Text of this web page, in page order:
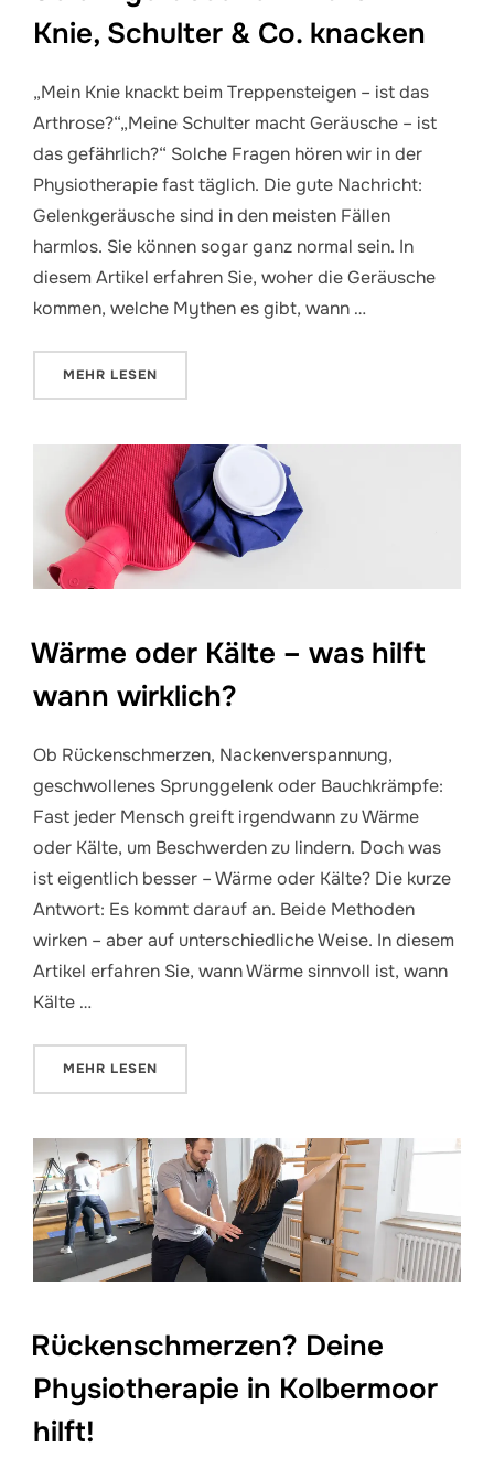
Knie, Schulter & Co. knacken
„Mein Knie knackt beim Treppensteigen – ist das
Arthrose?“„Meine Schulter macht Geräusche – ist
das gefährlich?“ Solche Fragen hören wir in der
Physiotherapie fast täglich. Die gute Nachricht:
Gelenkgeräusche sind in den meisten Fällen
harmlos. Sie können sogar ganz normal sein. In
diesem Artikel erfahren Sie, woher die Geräusche
kommen, welche Mythen es gibt, wann …
MEHR ÜBER „GELENKGERÄUSCHE – WARUM KNIE,
LESEN
Wärme oder Kälte – was hilft
wann wirklich?
Ob Rückenschmerzen, Nackenverspannung,
geschwollenes Sprunggelenk oder Bauchkrämpfe:
Fast jeder Mensch greift irgendwann zu Wärme
oder Kälte, um Beschwerden zu lindern. Doch was
ist eigentlich besser – Wärme oder Kälte? Die kurze
Antwort: Es kommt darauf an. Beide Methoden
wirken – aber auf unterschiedliche Weise. In diesem
Artikel erfahren Sie, wann Wärme sinnvoll ist, wann
Kälte …
MEHR ÜBER „WÄRME ODER KÄLTE – WAS HILFT WANN
LESEN
Rückenschmerzen? Deine
Physiotherapie in Kolbermoor
hilft!